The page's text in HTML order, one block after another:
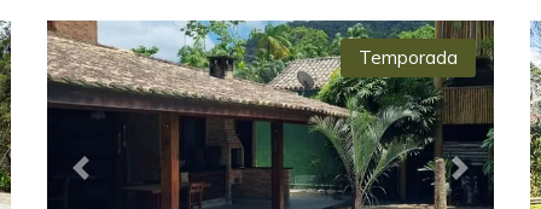
Previous Next
Temporada